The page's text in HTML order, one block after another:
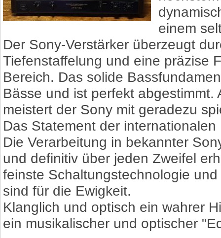
einem
Der Sony-Verstärker überzeugt
Tiefenstaffelung und eine präzise
Bereich. Das solide
Bässe und ist perfekt
meistert der Sony mit geradezu
Das Statement der
Die Verarbeitung in bekannter
und definitiv über jeden Zweifel
feinste Schaltungstechnologie
sind für die Ewigkeit.
Klanglich und optisch ein wahrer
ein musikalischer und optischer